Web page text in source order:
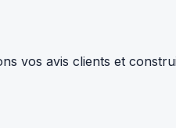
vos avis clients et